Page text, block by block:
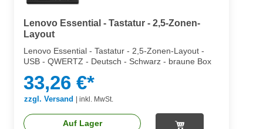
Lenovo Essential - Tastatur - 2,5-Zonen-
Layout
Lenovo Essential - Tastatur - 2,5-Zonen-Layout -
USB - QWERTZ - Deutsch - Schwarz - braune Box
33,26 €*
zzgl. Versand inkl. MwSt.
Auf Lager